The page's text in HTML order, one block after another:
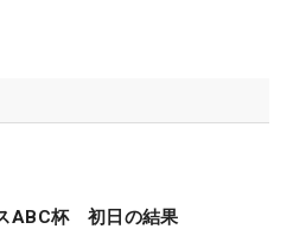
ールがないので『こぼれ
、テレビカメラのひとが
て、『えっ！ やった！ 入
した」と、振り返る。
ABC杯 初日の結果